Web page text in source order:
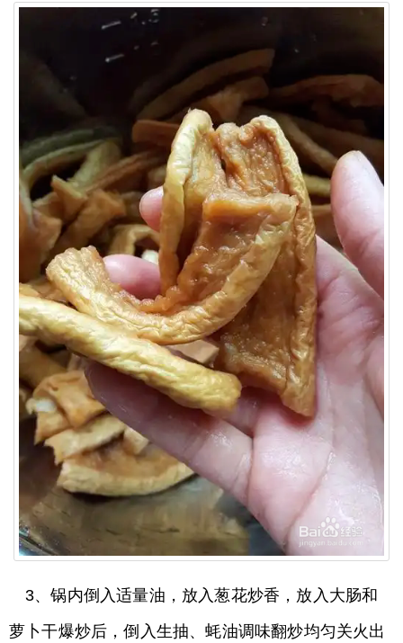
3、锅内倒入适量油，放入葱花炒香，放入大肠和
萝卜干爆炒后，倒入生抽、蚝油调味翻炒均匀关火出